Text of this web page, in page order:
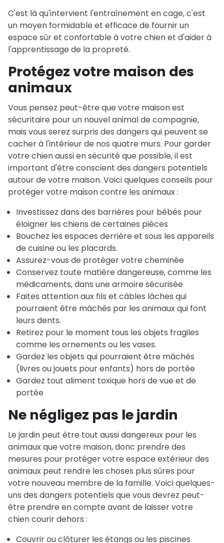
C'est là qu'intervient l'entraînement en cage, c'est
un moyen formidable et efficace de fournir un
espace sûr et confortable à votre chien et d'aider à
l'apprentissage de la propreté.
Protégez votre maison des
animaux
Vous pensez peut-être que votre maison est
sécuritaire pour un nouvel animal de compagnie,
mais vous serez surpris des dangers qui peuvent se
cacher à l'intérieur de nos quatre murs. Pour garder
votre chien aussi en sécurité que possible, il est
important d'être conscient des dangers potentiels
autour de votre maison. Voici quelques conseils pour
protéger votre maison contre les animaux :
Investissez dans des barrières pour bébés pour
éloigner les chiens de certaines pièces
Bouchez les espaces derrière et sous les appareils
de cuisine ou les placards.
Assurez-vous de protéger votre cheminée
Conservez toute matière dangereuse, comme les
médicaments, dans une armoire sécurisée
Faites attention aux fils et câbles lâches qui
pourraient être mâchés par les animaux qui font
leurs dents.
Retirez pour le moment tous les objets fragiles
comme les ornements ou les vases.
Gardez les objets qui pourraient être mâchés
(livres ou jouets pour enfants) hors de portée
Gardez tout aliment toxique hors de vue et de
portée
Ne négligez pas le jardin
Le jardin peut être tout aussi dangereux pour les
animaux que votre maison, donc prendre des
mesures pour protéger votre espace extérieur des
animaux peut rendre les choses plus sûres pour
votre nouveau membre de la famille. Voici quelques-
uns des dangers potentiels que vous devrez peut-
être prendre en compte avant de laisser votre
chien courir dehors :
Couvrir ou clôturer les étangs ou les piscines